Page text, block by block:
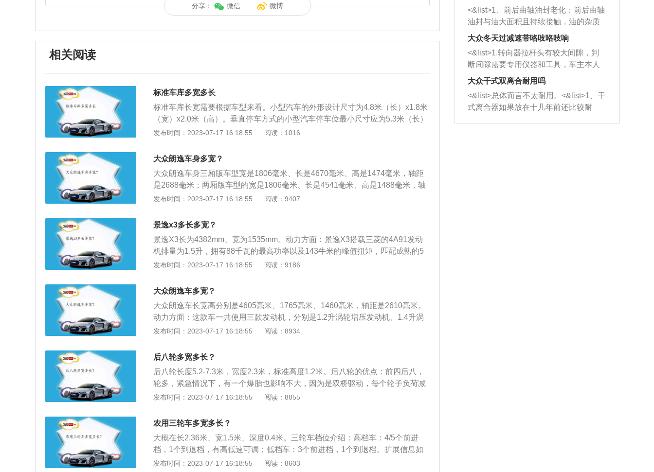
分享： 微信 微博
相关阅读
标准车库多宽多长
标准车库长宽需要根据车型来看。小型汽车的外形设计尺寸为4.8米（长）x1.8米
（宽）x2.0米（高）。垂直停车方式的小型汽车停车位最小尺寸应为5.3米（长）
x2.4米（宽），停车位前方车道最小宽度应为5.5米.小型汽车与左右侧壁的最小距
没具体标准，根据实际情况而定。在自己家庭里设计车库的时候，一定要先测量
好自己的车子大小，然后再决定车库的大小。传统车库：即为砖混土建车库，类
似于房屋。立体车库：主要是多平面的空间立体车库，车位实现由空间到平面的
转化，从而实现多层平面停车的功能。移动车库：新出现的一种车库，没有固定
位置，可以更换放置地方。无论是以上三种中的哪一种车库，对于尺寸要求都是
发布时间：2023-07-17 16:18:55 阅读：1016
大众朗逸车身多宽？
大众朗逸车身三厢版车型宽是1806毫米、长是4670毫米、高是1474毫米，轴距
是2688毫米；两厢版车型的宽是1806毫米、长是4541毫米、高是1488毫米，轴
距是2688毫米。大众朗逸是上海大众第一款自主研发的A级车，朗逸既保持了德
的设计元素。朗逸的前脸造型和大众旗下以往的A级车造型有很大的不同，尤其
是其水滴型的前大灯造型非常独特。
发布时间：2023-07-17 16:18:55 阅读：9407
景逸x3多长多宽？
景逸X3长为4382mm、宽为1535mm。动力方面：景逸X3搭载三菱的4A91发动
机排量为1.5升，拥有88千瓦的最高功率以及143牛米的峰值扭矩，匹配成熟的5
MT，景逸X3的百公里综合工况油耗仅为6.8升。配置方面：景逸X3配备豪华电动
A、倒车雷达等丰富的安全配置。
发布时间：2023-07-17 16:18:55 阅读：9186
大众朗逸车多宽？
大众朗逸车长宽高分别是4605毫米、1765毫米、1460毫米，轴距是2610毫米。
动力方面：这款车一共使用三款发动机，分别是1.2升涡轮增压发动机、1.4升涡
轮增压发动机、1.5升自然吸气发动机。悬架方面：这款车的前悬架类型为麦弗逊
众旗下以往的车造型有很大的不同，尤其是其水滴型的前大灯造型非常独特，大
众家族传统的进气格栅和U字形前脸造型同样在朗逸身上得到发扬和继承。
发布时间：2023-07-17 16:18:55 阅读：8934
后八轮多宽多长？
后八轮长度5.2-7.3米，宽度2.3米，标准高度1.2米。后八轮的优点：前四后八，
轮多，紧急情况下，有一个爆胎也影响不大，因为是双桥驱动，每个轮子负荷减
轻，轮子的使用寿命长，油耗同型号的发动机没有大的分别。前四后八系列，从
四后八的规格介绍：前四后八的规格尺寸，长17.5米×宽2.4米×高2.7米，实际载
重量是35吨/110立方米。前四后八是商用车的一种类别，即前转向轮为两轴四
轮，后驱动轮为两轴（桥）每组双轮共八轮，所谓前四后八就是说前面是四个轮
后面是8个轮，前4，就是前面是双桥4个轮，后八也是双桥，就是8个轮子驱动，
每个桥4个轮，每个桥的左右各2个轮。
发布时间：2023-07-17 16:18:55 阅读：8855
农用三轮车多宽多长？
大概在长2.36米、宽1.5米、深度0.4米。三轮车档位介绍：高档车：4/5个前进
档，1个到退档，有高低速可调；低档车：3个前进档，1个到退档。扩展信息如
下：三轮车的性能特点：转向灵活：货箱全面加厚，底板采用2mm国际板材，适
发布时间：2023-07-17 16:18:55 阅读：8603
西取出来。但如果是因为积碳过多引起
的堵塞，就需要将三元催化器泡在草酸
洗剂对堵塞的情况得到解决，将清洗剂
放在燃油箱中，与燃油混合后，车辆启
动时，就可以和汽油一起进入到燃烧
室，最后形成废气排出，就可以让三元
催化器得到清洗，排气管堵塞的情况就
能够得到解决。
一圈半的练习，往右同样也要打相同的
圈数。 <&list>3、最后强调要反复练
习，这样就可以形成肌肉记忆，在真实
驾驶车辆时，不需要记忆也能打好方
向。
<&list>1、前后曲轴油封老化：前后曲轴
油封与油大面积且持续接触，油的杂质
和发动机内持续温度变化使其密封效果
逐渐减弱，导致渗油或漏油。<&list>2、
活塞间隙过大：积碳会使活塞环与缸体
的间隙扩大，导致机油流入燃烧室中，
造成烧机油。<&list>3、机油粘度。使用
机油粘度过小的话，同样会有烧机油现
象，机油粘度过小具有很好的流动性，
大众冬天过减速带咯吱咯吱响
<&list>1.转向器拉杆头有较大间隙，判
断间隙需要专用仪器和工具，车主本人
无法制作，需要将车辆送到修理厂或4s
店；<&list>2.车辆半轴套管防尘罩破
裂，破裂后会出现漏油现象，使半轴磨
损严重，磨损的半轴容易损坏，产生异
响；<&list>3.稳定器的转向胶套和球头
大众干式双离合耐用吗
<&list>总体而言不太耐用。<&list>1、干
式离合器如果放在十几年前还比较耐